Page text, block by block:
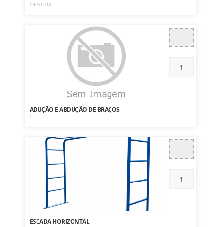
OEA0108
ADUÇÃO E ABDUÇÃO DE BRAÇOS
0
ESCADA HORIZONTAL